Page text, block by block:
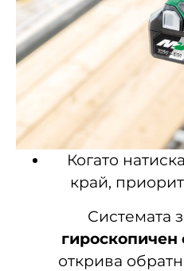
Когато
край,
Системата
гироскопичен
открива